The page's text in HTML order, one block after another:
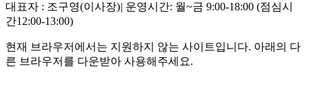
대표자 : 조구영(이사장)| 운영시간: 월~금 9:00-18:00 (점심시
간12:00-13:00)
현재 브라우저에서는 지원하지 않는 사이트입니다. 아래의 다
른 브라우저를 다운받아 사용해주세요.